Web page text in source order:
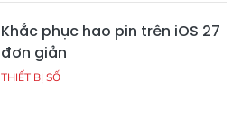
Khắc phục hao pin trên iOS 27
đơn giản
THIẾT BỊ SỐ